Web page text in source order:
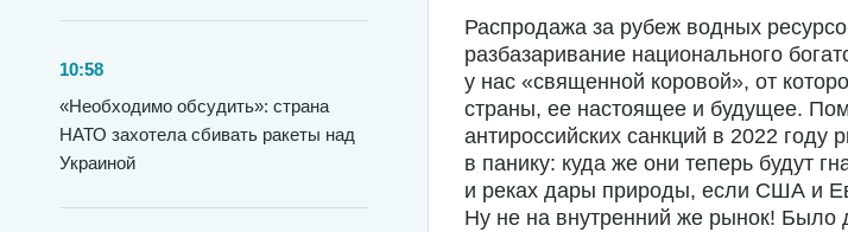
10:58
«Необходимо обсудить»: страна
НАТО захотела сбивать ракеты над
Украиной
Распродажа за рубеж водных
разбазаривание национального
у нас «священной коровой», от
страны, ее настоящее и будущее.
антироссийских санкций в 2022
в панику: куда же они теперь будут
и реках дары природы, если США и
Ну не на внутренний же рынок! Было